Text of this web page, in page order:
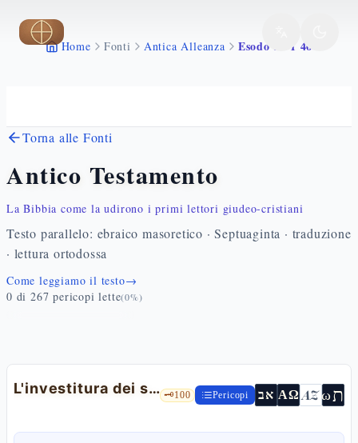
Vai al contenuto principale
Home Fonti Antica Alleanza Esodo 29 1 46
Torna alle Fonti
Antico Testamento
La Bibbia come la udirono i primi lettori giudeo-cristiani
Testo parallelo: ebraico masoretico · Septuaginta · traduzione
· lettura ortodossa
Come leggiamo il testo→
0 di 267 pericopi lette(0%)
L'investitura dei sacerdoti e il fine del culto — Es 29,1-46 🗝️100 Pericopi אב ΑΩ AZωת